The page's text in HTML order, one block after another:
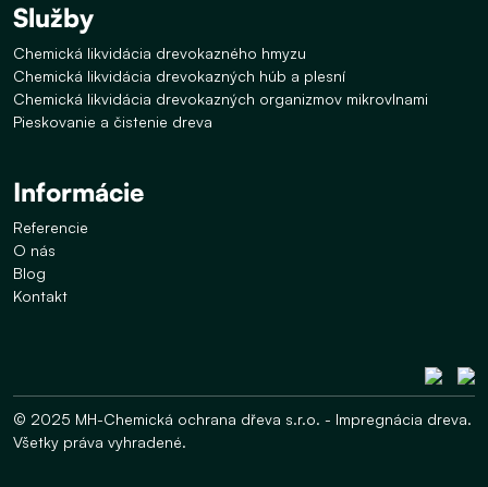
Služby
Chemická likvidácia drevokazného hmyzu
Chemická likvidácia drevokazných húb a plesní
Chemická likvidácia drevokazných organizmov mikrovlnami
Pieskovanie a čistenie dreva
Informácie
Referencie
O nás
Blog
Kontakt
© 2025 MH-Chemická ochrana dřeva s.r.o. - Impregnácia dreva.
Všetky práva vyhradené.